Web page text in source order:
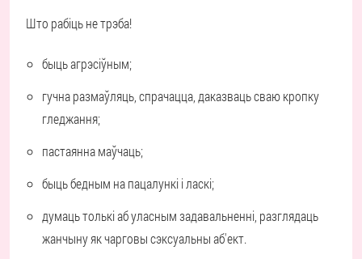
Што рабіць не трэба!
быць агрэсіўным;
гучна размаўляць, спрачацца, даказваць сваю кропку
гледжання;
пастаянна маўчаць;
быць бедным на пацалункі і ласкі;
думаць толькі аб уласным задавальненні, разглядаць
жанчыну як чарговы сэксуальны аб'ект.